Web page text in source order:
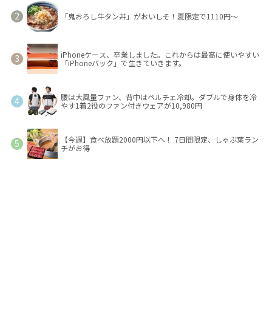
「鬼おろし牛タン丼」がおいしそ！夏限定で1110円～
iPhoneケース、卒業しました。これからは最高に使いやすい
「iPhoneバック」で生きていきます。
腰は大風量ファン、背中はペルチェ冷却。ダブルで身体を冷
やす1着2役のファン付きウェアが10,980円
【今週】食べ放題2000円以下へ！ 7日間限定、しゃぶ葉ラン
チがお得